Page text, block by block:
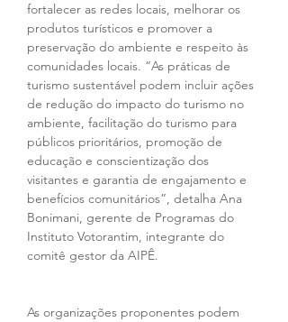
fortalecer as redes locais, melhorar os
produtos turísticos e promover a
preservação do ambiente e respeito às
comunidades locais. “As práticas de
turismo sustentável podem incluir ações
de redução do impacto do turismo no
ambiente, facilitação do turismo para
públicos prioritários, promoção de
educação e conscientização dos
visitantes e garantia de engajamento e
benefícios comunitários”, detalha Ana
Bonimani, gerente de Programas do
Instituto Votorantim, integrante do
comitê gestor da AIPÊ.
As organizações proponentes podem